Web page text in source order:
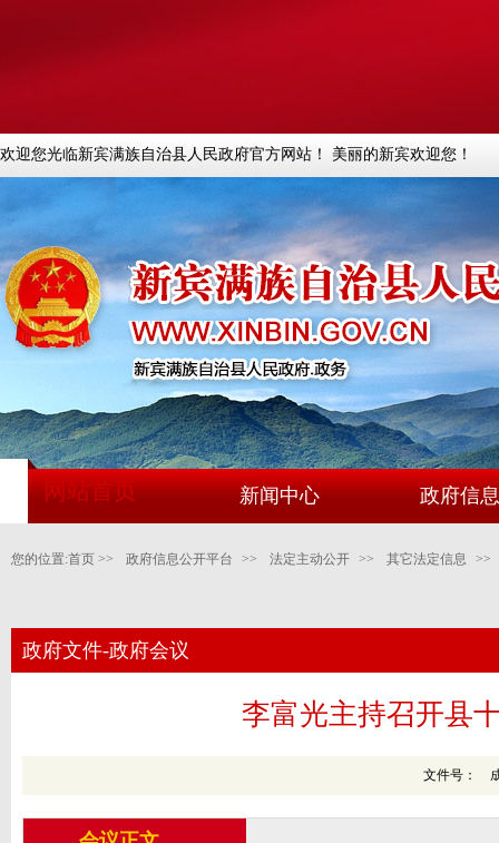
欢迎您光临新宾满族自治县人民政府官方网站！ 美丽的新宾欢迎您！
网站首页 新闻中心 政府信
您的位置:首页 >> 政府信息公开平台 >> 法定主动公开 >> 其它法定信息 >>
政府文件-政府会议
李富光主持召开县
文件号： 成